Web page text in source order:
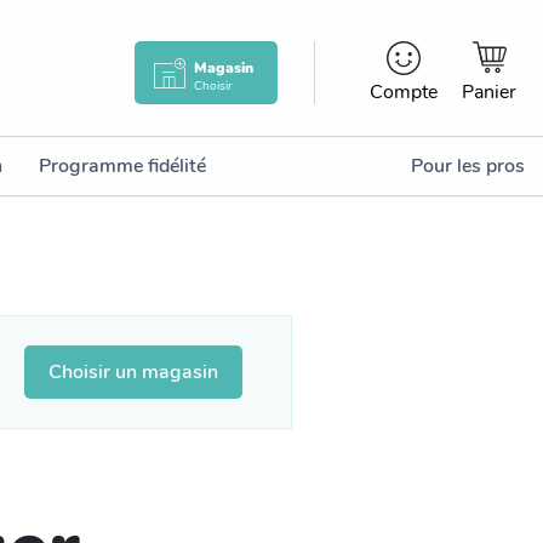
Magasin
Choisir Compte Panier
Programme fidélité Pour les pros
Choisir un magasin